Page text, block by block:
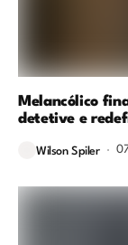
Melancólico
detetive e
Wilson Spiler